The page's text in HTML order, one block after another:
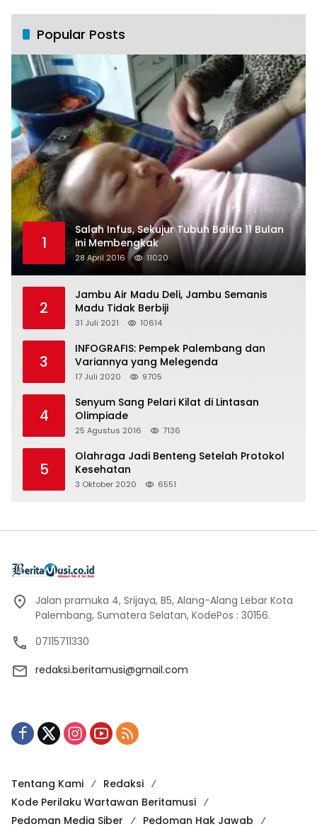
Popular Posts
1
Salah Infus, Sekujur Tubuh Balita 11 Bulan
ini Membengkak
28 April 2016 11020
2
Jambu Air Madu Deli, Jambu Semanis
Madu Tidak Berbiji
31 Juli 2021 10614
3
INFOGRAFIS: Pempek Palembang dan
Variannya yang Melegenda
17 Juli 2020 9705
4
Senyum Sang Pelari Kilat di Lintasan
Olimpiade
25 Agustus 2016 7136
5
Olahraga Jadi Benteng Setelah Protokol
Kesehatan
3 Oktober 2020 6551
Jalan pramuka 4, Srijaya, B5, Alang-Alang Lebar Kota
Palembang, Sumatera Selatan, KodePos : 30156.
07115711330
redaksi.beritamusi@gmail.com
Tentang Kami
Redaksi
Kode Perilaku Wartawan Beritamusi
Pedoman Media Siber
Pedoman Hak Jawab